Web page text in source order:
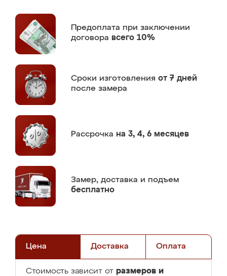
Предоплата при заключении
договора всего 10%
Сроки изготовления от 7 дней
после замера
Рассрочка на 3, 4, 6 месяцев
Замер, доставка и подъем
бесплатно
Цена Доставка Оплата
Стоимость зависит от размеров и